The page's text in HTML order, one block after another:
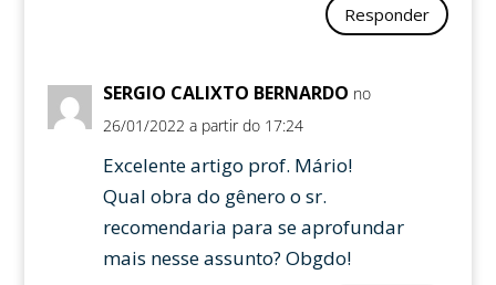
Responder
SERGIO CALIXTO BERNARDO no
26/01/2022 a partir do 17:24
Excelente artigo prof. Mário!
Qual obra do gênero o sr.
recomendaria para se aprofundar
mais nesse assunto? Obgdo!